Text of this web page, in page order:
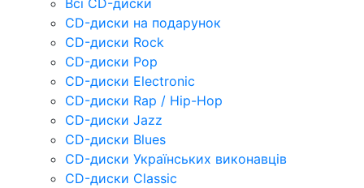
Всі CD-диски
CD-диски на подарунок
CD-диски Rock
CD-диски Pop
CD-диски Electronic
CD-диски Rap / Hip-Hop
CD-диски Jazz
CD-диски Blues
CD-диски Українських виконавців
CD-диски Classic